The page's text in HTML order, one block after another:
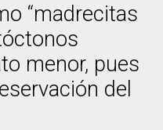
“madrecitas
menor, pues
del